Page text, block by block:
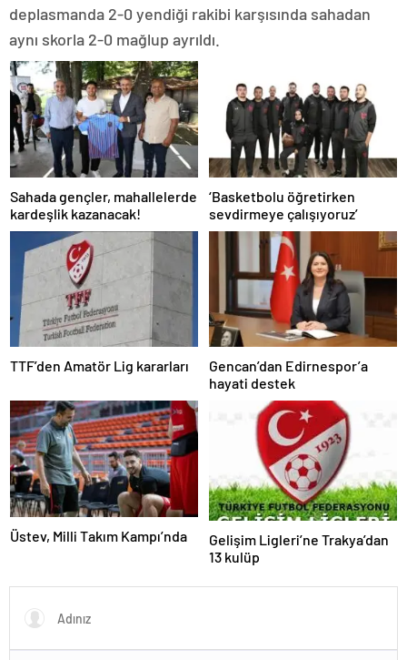
deplasmanda 2-0 yendiği rakibi karşısında sahadan
aynı skorla 2-0 mağlup ayrıldı.
Sahada gençler, mahallelerde
kardeşlik kazanacak!
‘Basketbolu öğretirken
sevdirmeye çalışıyoruz’
TTF’den Amatör Lig kararları
Gencan’dan Edirnespor’a
hayati destek
Üstev, Milli Takım Kampı’nda
Gelişim Ligleri’ne Trakya’dan
13 kulüp